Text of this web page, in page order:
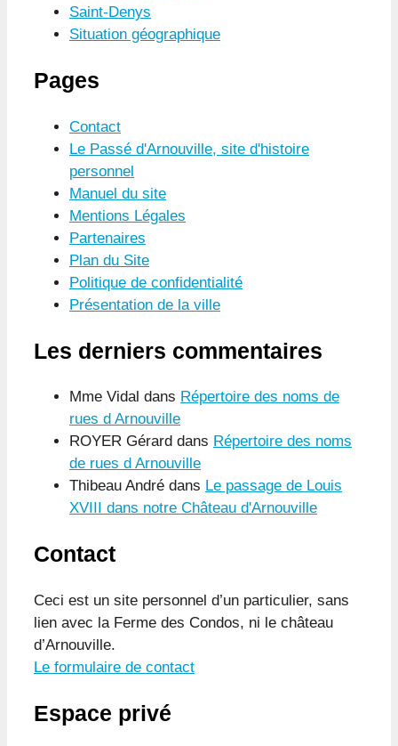
Saint-Denys
Situation géographique
Pages
Contact
Le Passé d'Arnouville, site d'histoire
personnel
Manuel du site
Mentions Légales
Partenaires
Plan du Site
Politique de confidentialité
Présentation de la ville
Les derniers commentaires
Mme Vidal dans Répertoire des noms de
rues d Arnouville
ROYER Gérard dans Répertoire des noms
de rues d Arnouville
Thibeau André dans Le passage de Louis
XVIII dans notre Château d'Arnouville
Contact
Ceci est un site personnel d’un particulier, sans
lien avec la Ferme des Condos, ni le château
d’Arnouville.
Le formulaire de contact
Espace privé